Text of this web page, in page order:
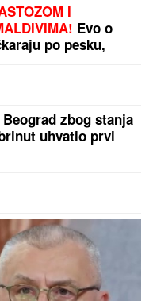
I
Evo o
po pesku,
zbog stanja
uhvatio prvi